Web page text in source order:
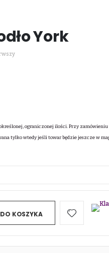
York
ograniczonej ilości. Przy
tylko wtedy jeśli towar będzie jeszcze w
KOSZYKA